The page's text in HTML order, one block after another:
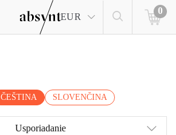
EUR
0
ČEŠTINA SLOVENČINA
Usporiadanie